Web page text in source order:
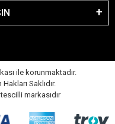
ile korunmaktadır.
Saklıdır.
markasıdır